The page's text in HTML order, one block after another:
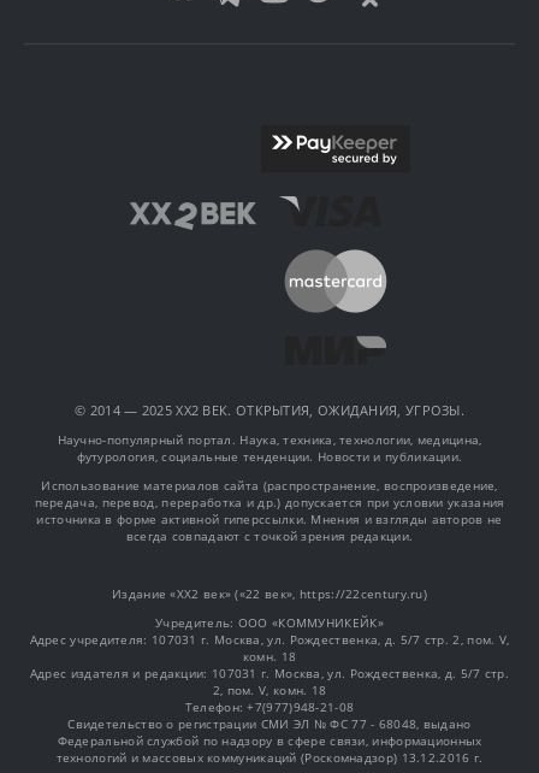
© 2014 — 2025 XX2 ВЕК. ОТКРЫТИЯ, ОЖИДАНИЯ, УГРОЗЫ.
Научно-популярный портал. Наука, техника, технологии, медицина,
футурология, социальные тенденции. Новости и публикации.
Использование материалов сайта (распространение, воспроизведение,
передача, перевод, переработка и др.) допускается при условии указания
источника в форме активной гиперссылки. Мнения и взгляды авторов не
всегда совпадают с точкой зрения редакции.
Издание «XX2 век» («22 век», https://22century.ru)
Учредитель: OOO «КОММУНИКЕЙК»
Адрес учредителя: 107031 г. Москва, ул. Рождественка, д. 5/7 стр. 2, пом. V,
комн. 18
Адрес издателя и редакции: 107031 г. Москва, ул. Рождественка, д. 5/7 стр.
2, пом. V, комн. 18
Телефон: +7(977)948-21-08
Свидетельство о регистрации СМИ ЭЛ № ФС 77 - 68048, выдано
Федеральной службой по надзору в сфере связи, информационных
технологий и массовых коммуникаций (Роскомнадзор) 13.12.2016 г.